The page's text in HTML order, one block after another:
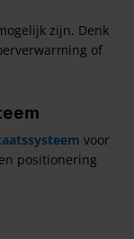
zijn. Denk
of
voor
positionering